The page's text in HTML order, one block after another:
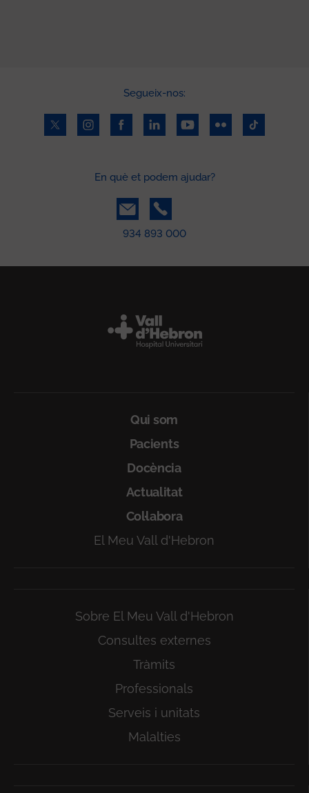
Segueix-nos:
En què et podem ajudar?
934 893 000
Qui som
Pacients
Docència
Actualitat
Col·labora
El Meu Vall d'Hebron
Sobre El Meu Vall d'Hebron
Consultes externes
Tràmits
Professionals
Serveis i unitats
Malalties